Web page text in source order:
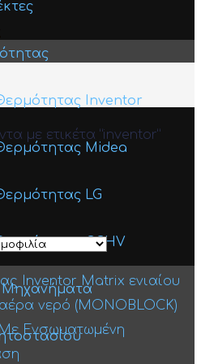
Inventor
Midea
LG
GCHV
Μηχανήματα
με ετικέτα “inventor”